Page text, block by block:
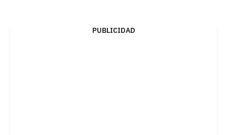
PUBLICIDAD